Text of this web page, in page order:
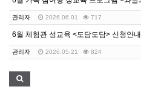
관리자 2026.06.01 717
6월 체험관 성교육 <도담도담> 신청안내
관리자 2026.05.21 824